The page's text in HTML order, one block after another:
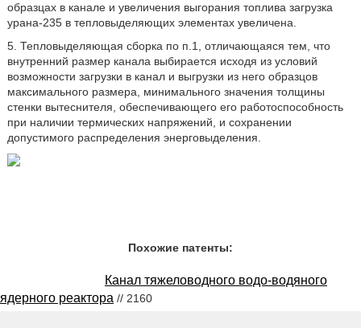
образцах в канале и увеличения выгорания топлива загрузка
урана-235 в тепловыделяющих элементах увеличена.
5. Тепловыделяющая сборка по п.1, отличающаяся тем, что
внутренний размер канала выбирается исходя из условий
возможности загрузки в канал и выгрузки из него образцов
максимального размера, минимального значения толщины
стенки вытеснителя, обеспечивающего его работоспособность
при наличии термических напряжений, и сохранении
допустимого распределения энерговыделения.
Похожие патенты:
Канал тяжеловодного водо-водяного
ядерного реактора // 2160